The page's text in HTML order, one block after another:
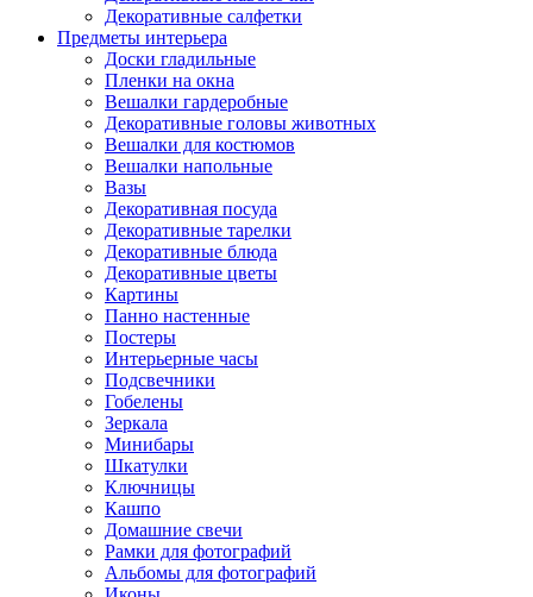
Декоративные салфетки
Предметы интерьера
Доски гладильные
Пленки на окна
Вешалки гардеробные
Декоративные головы животных
Вешалки для костюмов
Вешалки напольные
Вазы
Декоративная посуда
Декоративные тарелки
Декоративные блюда
Декоративные цветы
Картины
Панно настенные
Постеры
Интерьерные часы
Подсвечники
Гобелены
Зеркала
Минибары
Шкатулки
Ключницы
Кашпо
Домашние свечи
Рамки для фотографий
Альбомы для фотографий